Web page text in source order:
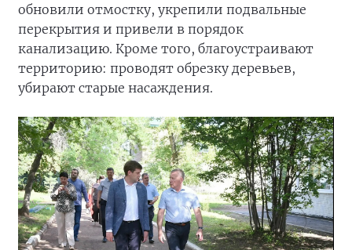
обновили отмостку, укрепили подвальные
перекрытия и привели в порядок
канализацию. Кроме того, благоустраивают
территорию: проводят обрезку деревьев,
убирают старые насаждения.